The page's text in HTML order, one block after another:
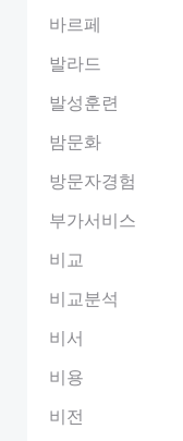
바르페
발라드
발성훈련
밤문화
방문자경험
부가서비스
비교
비교분석
비서
비용
비전